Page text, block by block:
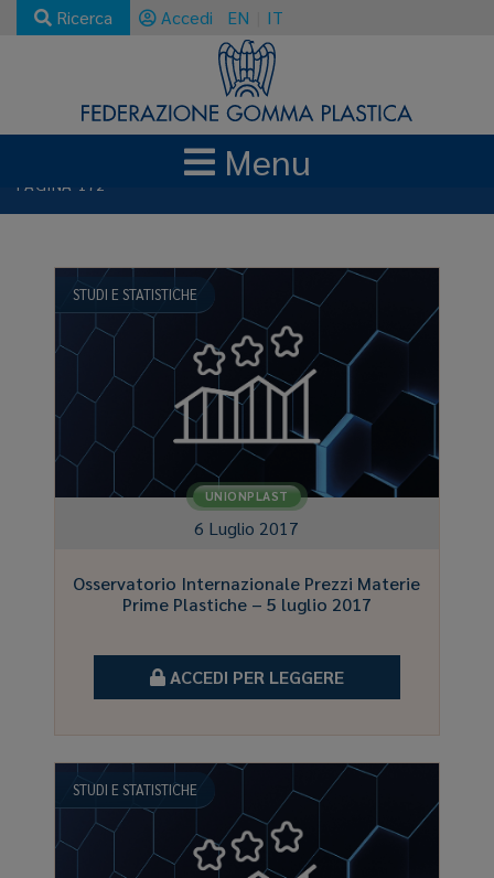
Ricerca Accedi EN IT
Menu
NEWS E AGGIORNAMENTI
STUDI E STATISTICHE
PAGINA 172
STUDI E STATISTICHE
UNIONPLAST
6 Luglio 2017
Osservatorio Internazionale Prezzi Materie
Prime Plastiche – 5 luglio 2017
ACCEDI PER LEGGERE
STUDI E STATISTICHE